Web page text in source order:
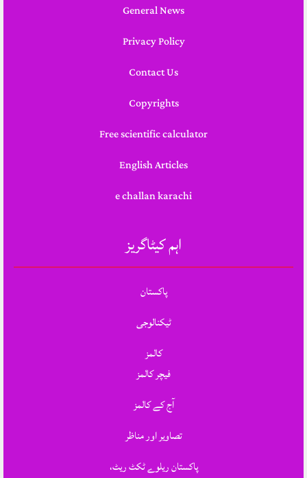
General News
Privacy Policy
Contact Us
Copyrights
Free scientific calculator
English Articles
e challan karachi
اہم کیٹاگریز
پاکستان
ٹیکنالوجی
کالمز
فیچر کالمز
آج کے کالمز
تصاویر اور مناظر
پاکستان ریلوے ٹکٹ ریٹ،